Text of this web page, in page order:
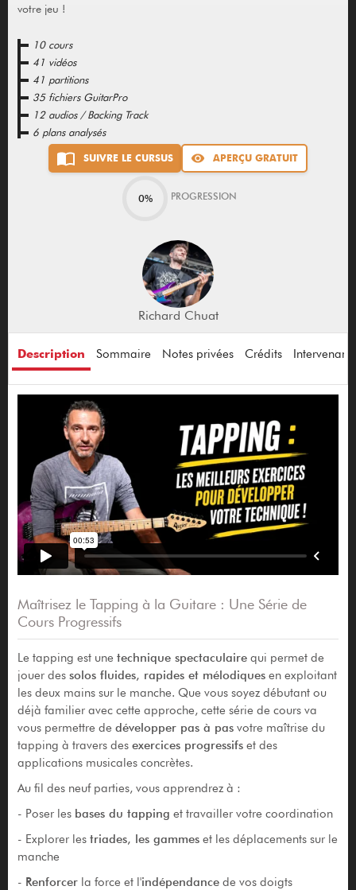
votre jeu !
10 cours
41 vidéos
41 partitions
35 fichiers GuitarPro
12 audios / Backing Track
6 plans analysés
SUIVRE LE CURSUS APERÇU GRATUIT
0% PROGRESSION
Richard Chuat
Description Sommaire Notes privées Crédits Intervenant
Maîtrisez le Tapping à la Guitare : Une Série de
Cours Progressifs
Le tapping est une technique spectaculaire qui permet de
jouer des solos fluides, rapides et mélodiques en exploitant
les deux mains sur le manche. Que vous soyez débutant ou
déjà familier avec cette approche, cette série de cours va
vous permettre de développer pas à pas votre maîtrise du
tapping à travers des exercices progressifs et des
applications musicales concrètes.
Au fil des neuf parties, vous apprendrez à :
- Poser les bases du tapping et travailler votre coordination
- Explorer les triades, les gammes et les déplacements sur le
manche
- Renforcer la force et l'indépendance de vos doigts